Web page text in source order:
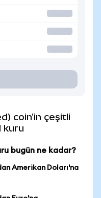
coin'in çeşitli
kuru
bugün ne kadar?
Amerikan Doları'na